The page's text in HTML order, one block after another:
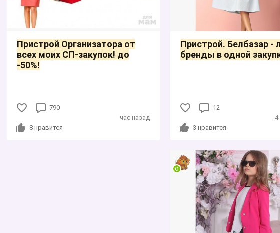
Пристрой Организатора от
всех моих СП-закупок! до
-50%!
790
8 нравится
час назад
Пристрой. Белбазар -
бренды в одной
12
3 нравится
4